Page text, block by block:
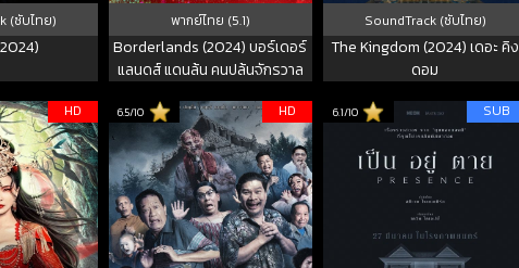
(ซับไทย) พากย์ไทย (5.1)
Borderlands (2024) บอร์เดอร์
แลนดส์ แดนล้น คนปล้นจักรวาล
SoundTrack (ซับไทย)
The Kingdom (2024) เดอะ คิง
ดอม
HD 6.5/10 HD 6.1/10 SUB